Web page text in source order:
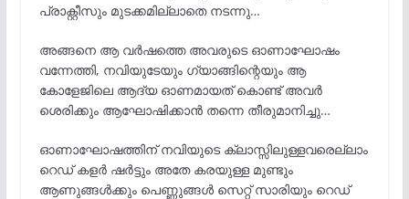
പ്രാക്റ്റീസും മുടക്കമില്ലാതെ നടന്നു…
അങ്ങനെ ആ വർഷത്തെ അവരുടെ ഓണാഘോഷം
വന്നേത്തി, നവിയുടേയും ഗ്യാങ്ങിന്റെയും ആ
കോളേജിലെ ആദ്യ ഓണമായത് കൊണ്ട് അവർ
ശെരിക്കും ആഘോഷിക്കാൻ തന്നെ തീരുമാനിച്ചു…
ഓണാഘോഷത്തിന് നവിയുടെ ക്ലാസ്സിലുള്ളവരെല്ലാം
റെഡ് കളർ ഷർട്ടും അതേ കരയുള്ള മുണ്ടും
ആണുങ്ങൾക്കും പെണ്ണുങ്ങൾ സെറ്റ് സാരിയും റെഡ്